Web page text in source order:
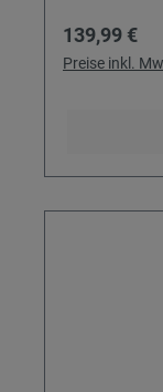
Regulärer
139,99 €
Preise inkl.